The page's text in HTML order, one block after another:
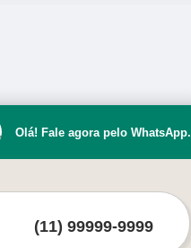
Olá! Fale agora pelo WhatsApp.